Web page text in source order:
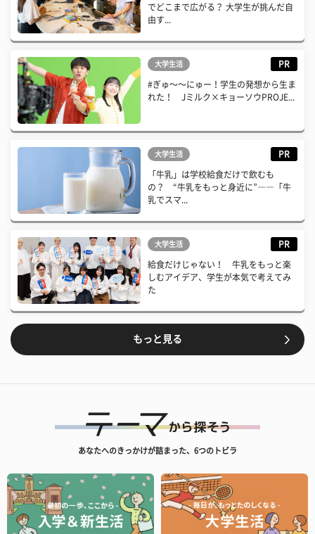
でどこまで広がる？ 大学生が挑んだ自
由す...
大学生活 PR
#ぎゅ〜〜にゅー！学生の発想から生ま
れた！ Jミルク×キョーソウPROJE...
大学生活 PR
「牛乳」は学校給食だけで飲むも
の？ “牛乳をもっと身近に”――「牛
乳でスマ...
大学生活 PR
給食だけじゃない！ 牛乳をもっと楽
しむアイデア、学生が本気で考えてみ
た
もっと見る
あなたへのきっかけが詰まった、6つのトビラ